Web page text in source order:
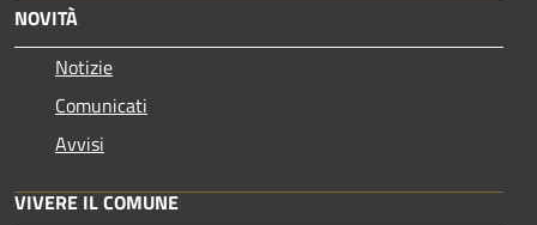
NOVITÀ
Notizie
Comunicati
Avvisi
VIVERE IL COMUNE